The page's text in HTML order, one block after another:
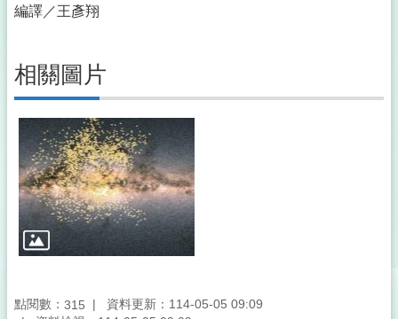
編譯／王彥翔
相關圖片
點閱數： 315
資料更新：114-05-05 09:09